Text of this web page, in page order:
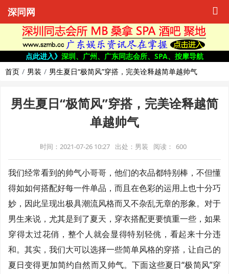
深同网
点此进入》 深圳、广州、广东同志会所、SPA、按摩导航
首页
男装 男生夏日“极简风”穿搭，完美诠释越简单越帅气
男生夏日“极简风”穿搭，完美诠释越简
单越帅气
时间：2021-07-26 10:27 出处：男装 阅读： 600
我们经常看到的帅气小哥哥，他们的衣品都特别棒，不但懂
得如如何搭配好每一件单品，而且在色彩的运用上也十分巧
妙，因此呈现出极具潮流风格而又不杂乱无章的形象。对于
男生来说，尤其是到了夏天，穿衣搭配更要慎重一些，如果
穿得太过花俏，整个人就会显得特别轻佻，看起来十分违
和。其实，我们大可以选择一些简单风格的穿搭，让自己的
夏日变得更加简约自然而又帅气。下面这些夏日“极简风”穿